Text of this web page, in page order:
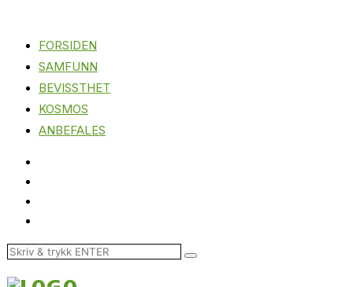
FORSIDEN
SAMFUNN
BEVISSTHET
KOSMOS
ANBEFALES